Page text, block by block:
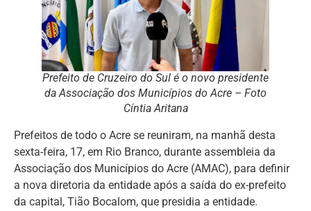
Prefeito de Cruzeiro do Sul é o novo presidente
da Associação dos Municípios do Acre – Foto
Cíntia Aritana
Prefeitos de todo o Acre se reuniram, na manhã desta
sexta-feira, 17, em Rio Branco, durante assembleia da
Associação dos Municípios do Acre (AMAC), para definir
a nova diretoria da entidade após a saída do ex-prefeito
da capital, Tião Bocalom, que presidia a entidade.